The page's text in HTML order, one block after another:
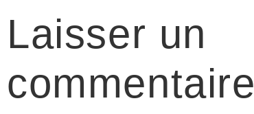
Laisser un
commentaire